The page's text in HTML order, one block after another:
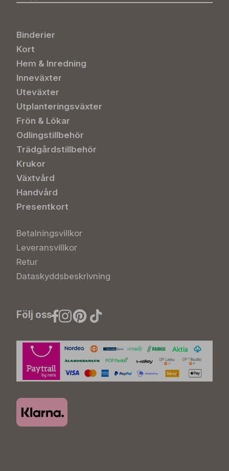
Binderier
Kort
Hem & Inredning
Inneväxter
Uteväxter
Utplanteringsväxter
Frön & Lökar
Odlingstillbehör
Trädgårdstillbehör
Krukor
Växtvård
Handvård
Presentkort
Betalningsvillkor
Leveransvillkor
Retur
Dataskyddsbeskrivning
Följ oss